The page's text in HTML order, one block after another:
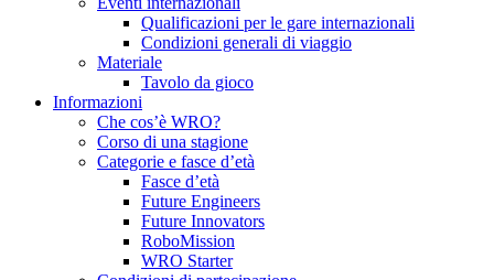
Qualificazioni per le gare internazionali
Condizioni generali di viaggio
Materiale
Tavolo da gioco
Informazioni
Che cos’è WRO?
Corso di una stagione
Categorie e fasce d’età
Fasce d’età
Future Engineers
Future Innovators
RoboMission
WRO Starter